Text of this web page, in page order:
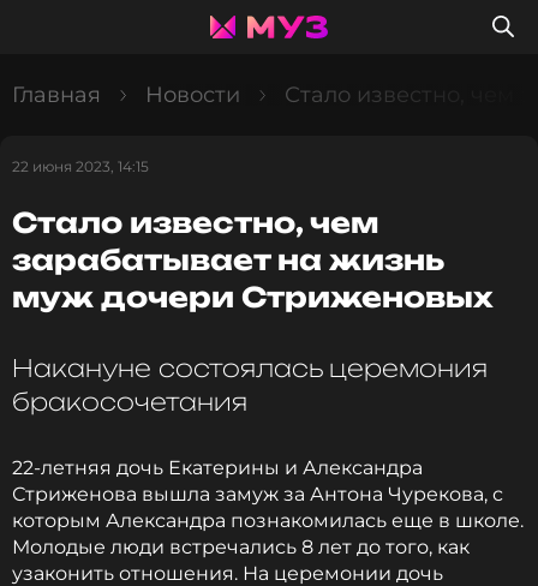
Главная Новости Стало известно, чем
22 июня 2023, 14:15
Стало известно, чем
зарабатывает на жизнь
муж дочери Стриженовых
Накануне состоялась церемония
бракосочетания
22-летняя дочь Екатерины и Александра
Стриженова вышла замуж за Антона Чурекова, с
которым Александра познакомилась еще в школе.
Молодые люди встречались 8 лет до того, как
узаконить отношения. На церемонии дочь